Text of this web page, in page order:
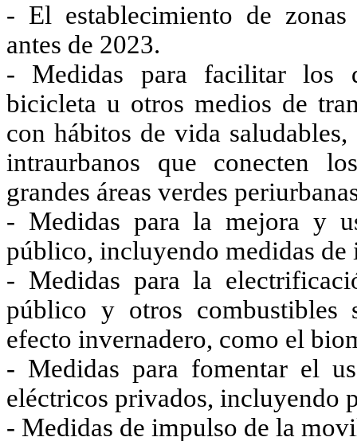
- El establecimiento de
antes de 2023.
- Medidas para facilitar los
bicicleta u otros medios de
con hábitos de vida
intraurbanos que conecten
grandes áreas verdes
- Medidas para la mejora y
público, incluyendo medidas
- Medidas para la
público y otros combustibles
efecto invernadero, como el
- Medidas para fomentar el
eléctricos privados, incluyendo
- Medidas de impulso de la